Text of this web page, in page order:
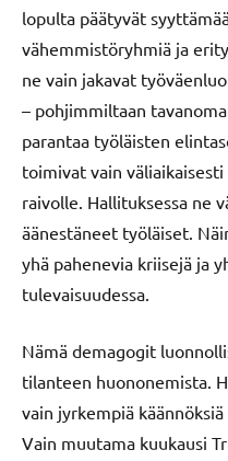
lopulta päätyvät
vähemmistöryhmiä ja
ne vain jakavat
– pohjimmiltaan
parantaa työläisten
toimivat vain
raivolle. Hallituksessa ne
äänestäneet työläiset.
yhä pahenevia kriisejä ja
tulevaisuudessa.
Nämä demagogit
tilanteen huononemista.
vain jyrkempiä
Vain muutama kuukausi